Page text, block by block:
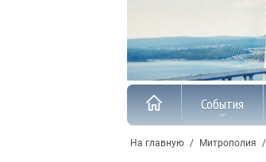
События
На главную / Митрополия /